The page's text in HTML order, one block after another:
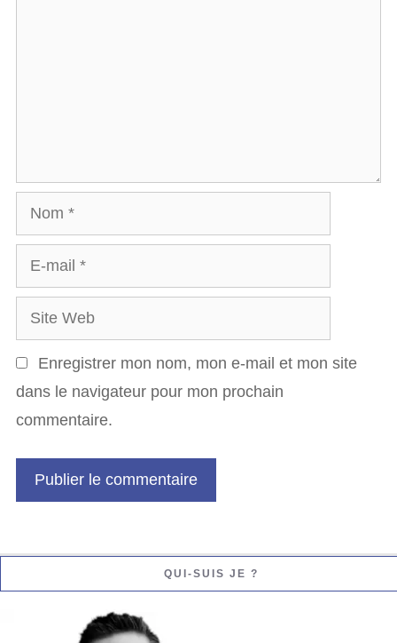
Nom
mail
Site
Web
Enregistrer mon nom, mon e-mail et mon site
dans le navigateur pour mon prochain
commentaire.
QUI-SUIS JE ?